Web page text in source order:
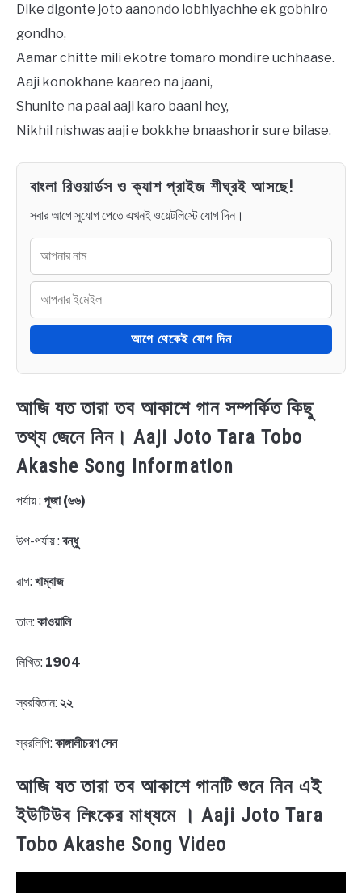
Dike digonte joto aanondo lobhiyachhe ek gobhiro
gondho,
Aamar chitte mili ekotre tomaro mondire uchhaase.
Aaji konokhane kaareo na jaani,
Shunite na paai aaji karo baani hey,
Nikhil nishwas aaji e bokkhe bnaashorir sure bilase.
বাংলা রিওয়ার্ডস ও ক্যাশ প্রাইজ শীঘ্রই আসছে!
সবার আগে সুযোগ পেতে এখনই ওয়েটলিস্টে যোগ দিন।
আগে থেকেই যোগ দিন
আজি যত তারা তব আকাশে গান সম্পর্কিত কিছু
তথ্য জেনে নিন। Aaji Joto Tara Tobo
Akashe Song Information
পর্যায় : পূজা (৬৬)
উপ-পর্যায় : বন্ধু
রাগ: খাম্বাজ
তাল: কাওয়ালি
লিখিত: 1904
স্বরবিতান: ২২
স্বরলিপি: কাঙ্গালীচরণ সেন
আজি যত তারা তব আকাশে গানটি শুনে নিন এই
ইউটিউব লিংকের মাধ্যমে । Aaji Joto Tara
Tobo Akashe Song Video